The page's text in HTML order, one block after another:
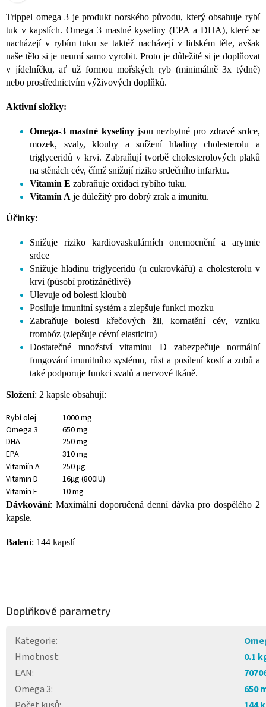
Trippel omega 3 je produkt norského původu, který obsahuje rybí
tuk v kapslích. Omega 3 mastné kyseliny (EPA a DHA), které se
nacházejí v rybím tuku se taktéž nacházejí v lidském těle, avšak
naše tělo si je neumí samo vyrobit. Proto je důležité si je doplňovat
v jídelníčku, ať už formou mořských ryb (minimálně 3x týdně)
nebo prostřednictvím výživových doplňků.
Aktivní složky:
Omega-3 mastné kyselinyjsou nezbytné pro zdravé srdce,
mozek, svaly, klouby a snížení hladiny cholesterolu a
triglyceridů v krvi. Zabraňují tvorbě cholesterolových plaků
na stěnách cév, čímž snižují riziko srdečního infarktu.
Vitamin E zabraňuje oxidaci rybího tuku.
Vitamín A je důležitý pro dobrý zrak a imunitu.
Účinky:
Snižuje riziko kardiovaskulárních onemocnění a arytmie
srdce
Snižuje hladinu triglyceridů (u cukrovkářů) a cholesterolu v
krvi (působí protizánětlivě)
Ulevuje od bolesti kloubů
Posiluje imunitní systém a zlepšuje funkci mozku
Zabraňuje bolesti křečových žil, kornatění cév, vzniku
trombóz (zlepšuje cévní elasticitu)
Dostatečné množství vitaminu D zabezpečuje normální
fungování imunitního systému, růst a posílení kostí a zubů a
také podporuje funkci svalů a nervové tkáně.
Složení: 2 kapsle obsahují:
Rybí olej
1000 mg
Omega 3
650 mg
DHA
250 mg
EPA
310 mg
Vitamiín A
250 µg
Vitamin D
16µg (800IU)
Vitamin E
10 mg
Dávkování: Maximální doporučená denní dávka pro dospělého 2
kapsle.
Balení: 144 kapslí
Doplňkové parametry
Kategorie:
Hmotnost:
0.1
EAN:
Omega 3:
650